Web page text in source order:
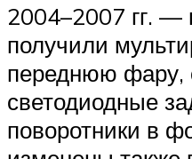
2004–2007 гг. —
получили
переднюю фару,
светодиодные
поворотники в